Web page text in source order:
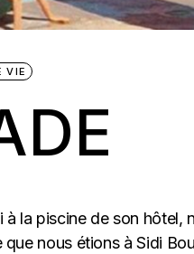
VIE
la piscine de son hôtel,
nous étions à Sidi